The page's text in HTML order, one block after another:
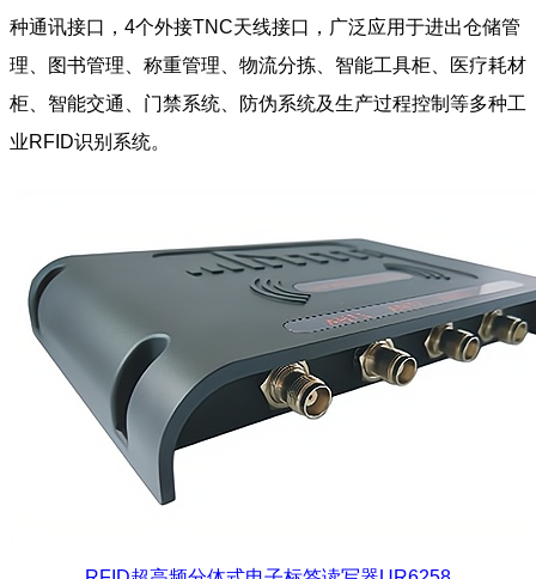
种通讯接口，4个外接TNC天线接口，广泛应用于进出仓储管
理、图书管理、称重管理、物流分拣、智能工具柜、医疗耗材
柜、智能交通、门禁系统、防伪系统及生产过程控制等多种工
业RFID识别系统。